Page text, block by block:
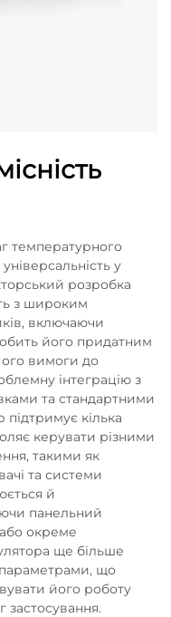
температурного
у
розробка
з широким
включаючи
його придатним
вимоги до
інтеграцію з
та стандартними
кілька
керувати різними
такими як
та системи
й
панельний
окреме
ще більше
що
його роботу
застосування.